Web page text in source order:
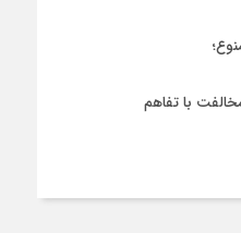
با تفاهم